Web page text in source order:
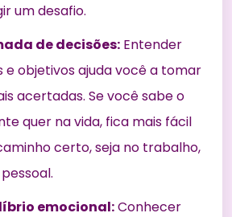
um desafio.
de decisões: Entender
e objetivos ajuda você a tomar
acertadas. Se você sabe o
quer na vida, fica mais fácil
certo, seja no trabalho,
emocional:Conhecer